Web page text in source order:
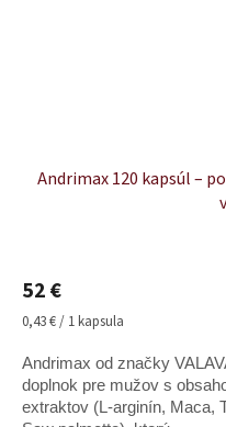
Andrimax 120 kapsúl –
produktu
je
5,0
z
5
hviezdičiek.
52 €
Jednotková
0,43 € / 1 kapsula
Andrimax od značky
doplnok pre mužov s
extraktov (L-arginín, Maca,